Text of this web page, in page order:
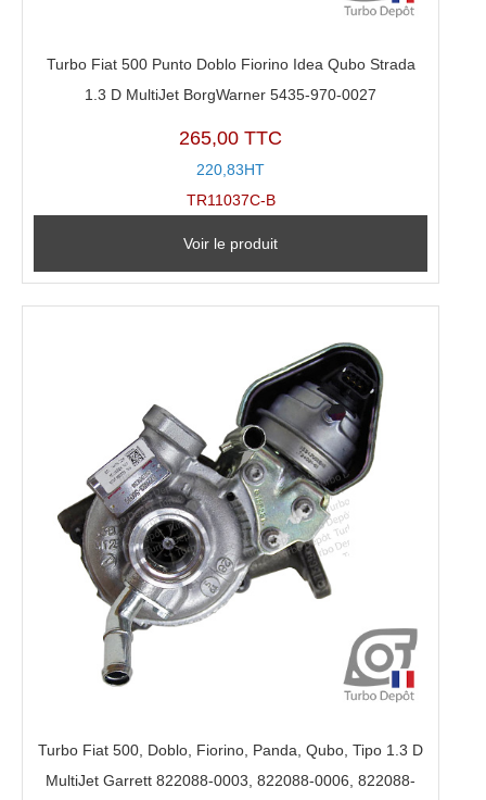
Turbo Fiat 500 Punto Doblo Fiorino Idea Qubo Strada
1.3 D MultiJet BorgWarner 5435-970-0027
265,00 TTC
220,83HT
TR11037C-B
Voir le produit
Turbo Fiat 500, Doblo, Fiorino, Panda, Qubo, Tipo 1.3 D
MultiJet Garrett 822088-0003, 822088-0006, 822088-